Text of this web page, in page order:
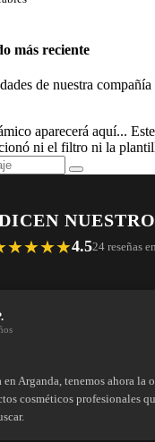
más reciente
de nuestra compañía
aparecerá aquí...
ni el filtro ni la
4.524 reseñas
en Arganda, tenemos ahora la
cosméticos profesionales